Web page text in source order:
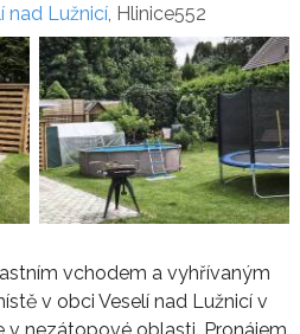
nad Lužnicí , Hlinice552
vchodem a vyhřívaným
v obci Veselí nad Lužnicí v